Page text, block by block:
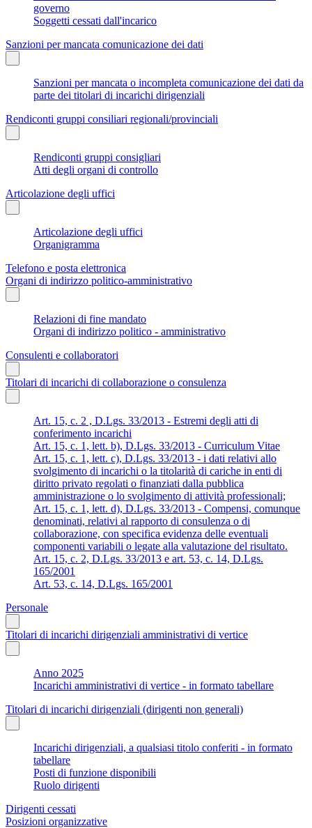
governo
Soggetti cessati dall'incarico
Sanzioni per mancata comunicazione dei dati
Sanzioni per mancata o incompleta comunicazione dei dati da
parte dei titolari di incarichi dirigenziali
Rendiconti gruppi consiliari regionali/provinciali
Rendiconti gruppi consigliari
Atti degli organi di controllo
Articolazione degli uffici
Articolazione degli uffici
Organigramma
Telefono e posta elettronica
Organi di indirizzo politico-amministrativo
Relazioni di fine mandato
Organi di indirizzo politico - amministrativo
Consulenti e collaboratori
Titolari di incarichi di collaborazione o consulenza
Art. 15, c. 2 , D.Lgs. 33/2013 - Estremi degli atti di
conferimento incarichi
Art. 15, c. 1, lett. b), D.Lgs. 33/2013 - Curriculum Vitae
Art. 15, c. 1, lett. c), D.Lgs. 33/2013 - i dati relativi allo
svolgimento di incarichi o la titolarità di cariche in enti di
diritto privato regolati o finanziati dalla pubblica
amministrazione o lo svolgimento di attività professionali;
Art. 15, c. 1, lett. d), D.Lgs. 33/2013 - Compensi, comunque
denominati, relativi al rapporto di consulenza o di
collaborazione, con specifica evidenza delle eventuali
componenti variabili o legate alla valutazione del risultato.
Art. 15, c. 2, D.Lgs. 33/2013 e art. 53, c. 14, D.Lgs.
165/2001
Art. 53, c. 14, D.Lgs. 165/2001
Personale
Titolari di incarichi dirigenziali amministrativi di vertice
Anno 2025
Incarichi amministrativi di vertice - in formato tabellare
Titolari di incarichi dirigenziali (dirigenti non generali)
Incarichi dirigenziali, a qualsiasi titolo conferiti - in formato
tabellare
Posti di funzione disponibili
Ruolo dirigenti
Dirigenti cessati
Posizioni organizzative